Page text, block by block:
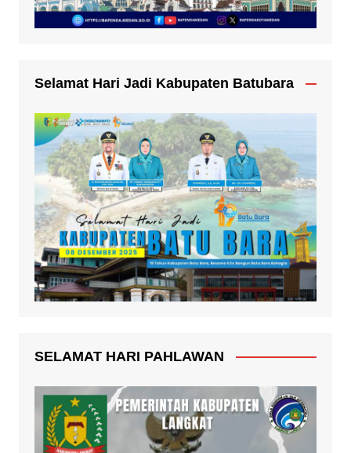
Selamat Hari Jadi Kabupaten Batubara
SELAMAT HARI PAHLAWAN